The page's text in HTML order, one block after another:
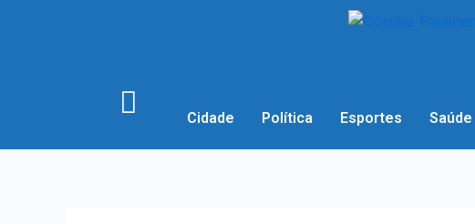
Cidade Política Esportes Saúde